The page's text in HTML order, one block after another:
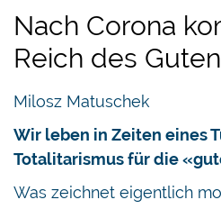
Nach Corona
Reich des Guten
Milosz Matuschek
Wir leben in Zeiten eines
Totalitarismus für die
Was zeichnet eigentlich